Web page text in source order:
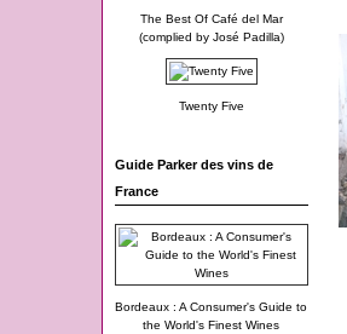
The Best Of Café del Mar
(complied by José Padilla)
Twenty Five
Guide Parker des vins de
France
Bordeaux : A Consumer's Guide to
the World's Finest Wines